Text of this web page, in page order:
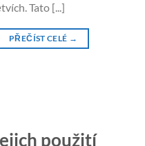
Tato [...]
PŘEČÍST CELÉ →
použití